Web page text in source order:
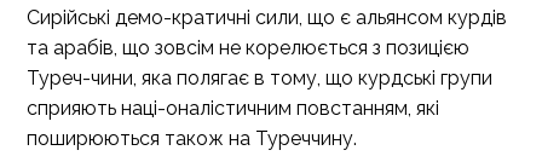
Сирійські демо-кратичні сили, що є альянсом курдів
та арабів, що зовсім не корелюється з позицією
Туреч-чини, яка полягає в тому, що курдські групи
сприяють наці-оналістичним повстанням, які
поширюються також на Туреччину.